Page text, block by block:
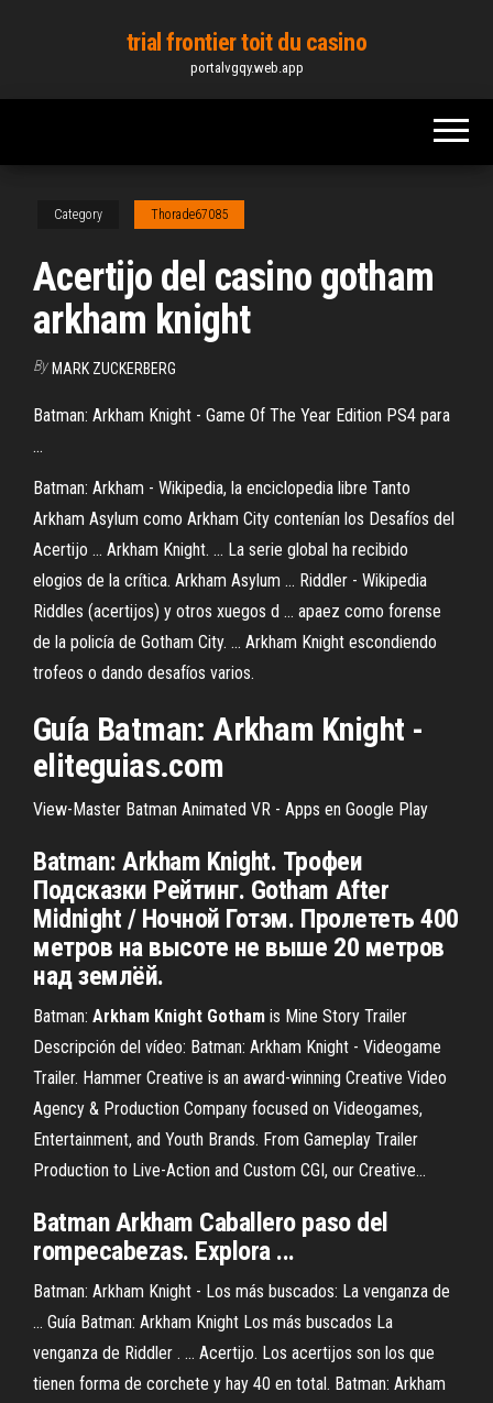
content
trial frontier toit du casino
portalvgqy.web.app
Category Thorade67085
Acertijo del casino gotham
arkham knight
By MARK ZUCKERBERG
Batman: Arkham Knight - Game Of The Year Edition PS4 para
...
Batman: Arkham - Wikipedia, la enciclopedia libre Tanto
Arkham Asylum como Arkham City contenían los Desafíos del
Acertijo ... Arkham Knight. ... La serie global ha recibido
elogios de la crítica. Arkham Asylum ... Riddler - Wikipedia
Riddles (acertijos) y otros xuegos d ... apaez como forense
de la policía de Gotham City. ... Arkham Knight escondiendo
trofeos o dando desafíos varios.
Guía Batman: Arkham Knight -
eliteguias.com
View-Master Batman Animated VR - Apps en Google Play
Batman: Arkham Knight. Трофеи
Подсказки Рейтинг. Gotham After
Midnight / Ночной Готэм. Пролететь 400
метров на высоте не выше 20 метров
над землёй.
Batman: Arkham Knight Gotham is Mine Story Trailer
Descripción del vídeo: Batman: Arkham Knight - Videogame
Trailer. Hammer Creative is an award-winning Creative Video
Agency & Production Company focused on Videogames,
Entertainment, and Youth Brands. From Gameplay Trailer
Production to Live-Action and Custom CGI, our Creative...
Batman Arkham Caballero paso del
rompecabezas. Explora ...
Batman: Arkham Knight - Los más buscados: La venganza de
... Guía Batman: Arkham Knight Los más buscados La
venganza de Riddler . ... Acertijo. Los acertijos son los que
tienen forma de corchete y hay 40 en total. Batman: Arkham